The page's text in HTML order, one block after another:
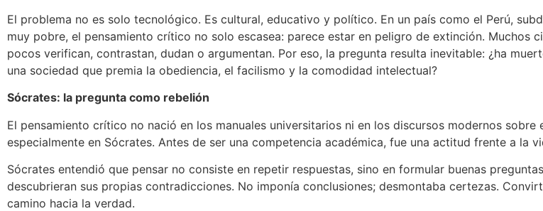
El problema no es solo tecnológico. Es cultural, educativo y político. En un país como el Perú,
muy pobre, el pensamiento crítico no solo escasea: parece estar en peligro de extinción. Muchos
pocos verifican, contrastan, dudan o argumentan. Por eso, la pregunta resulta inevitable: ¿ha
una sociedad que premia la obediencia, el facilismo y la comodidad intelectual?
Sócrates: la pregunta como rebelión
El pensamiento crítico no nació en los manuales universitarios ni en los discursos modernos
especialmente en Sócrates. Antes de ser una competencia académica, fue una actitud frente a la
Sócrates entendió que pensar no consiste en repetir respuestas, sino en formular buenas
descubrieran sus propias contradicciones. No imponía conclusiones; desmontaba certezas.
camino hacia la verdad.